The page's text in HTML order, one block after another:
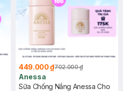
449.000 ₫702.000 ₫
Anessa
Sữa Chống Nắng Anessa Cho